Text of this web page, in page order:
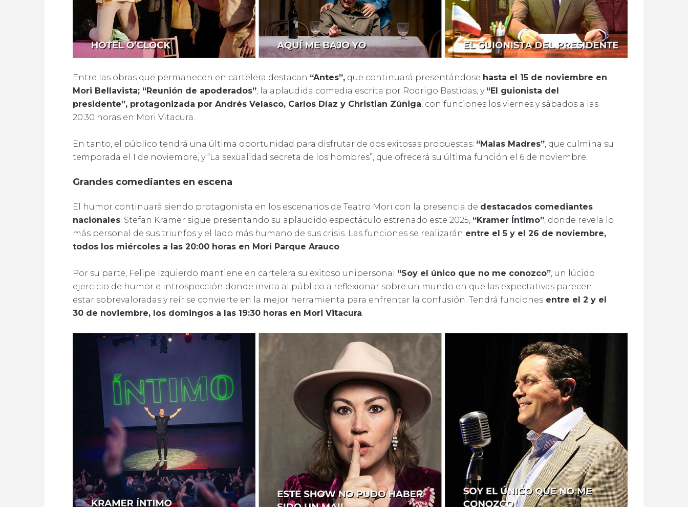
Entre las obras que permanecen en cartelera destacan “Antes”, que continuará presentándose hasta el 15 de noviembre en
Mori Bellavista; “Reunión de apoderados”, la aplaudida comedia escrita por Rodrigo Bastidas; y “El guionista del
presidente”, protagonizada por Andrés Velasco, Carlos Díaz y Christian Zúñiga, con funciones los viernes y sábados a las
20:30 horas en Mori Vitacura.
En tanto, el público tendrá una última oportunidad para disfrutar de dos exitosas propuestas: “Malas Madres”, que culmina su
temporada el 1 de noviembre, y “La sexualidad secreta de los hombres”, que ofrecerá su última función el 6 de noviembre.
Grandes comediantes en escena
El humor continuará siendo protagonista en los escenarios de Teatro Mori con la presencia de destacados comediantes
nacionales. Stefan Kramer sigue presentando su aplaudido espectáculo estrenado este 2025, “Kramer Íntimo”, donde revela lo
más personal de sus triunfos y el lado más humano de sus crisis. Las funciones se realizarán entre el 5 y el 26 de noviembre,
todos los miércoles a las 20:00 horas en Mori Parque Arauco.
Por su parte, Felipe Izquierdo mantiene en cartelera su exitoso unipersonal “Soy el único que no me conozco”, un lúcido
ejercicio de humor e introspección donde invita al público a reflexionar sobre un mundo en que las expectativas parecen
estar sobrevaloradas y reír se convierte en la mejor herramienta para enfrentar la confusión. Tendrá funciones entre el 2 y el
30 de noviembre, los domingos a las 19:30 horas en Mori Vitacura.